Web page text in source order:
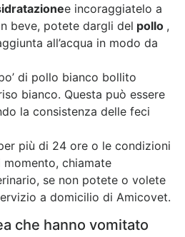
e incoraggiatelo a
beve, potete dargli del pollo ,
all’acqua in modo da
di pollo bianco bollito
bianco. Questa può essere
la consistenza delle feci
più di 24 ore o le condizioni
chiamate
se non potete o volete
a domicilio di Amicovet.
che hanno vomitato